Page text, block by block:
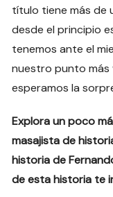
título tiene más de
desde el principio
tenemos ante el
nuestro punto más
esperamos la
Explora un poco
masajista de
historia de
de esta historia te